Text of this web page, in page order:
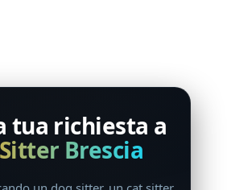
tua richiesta a
Brescia